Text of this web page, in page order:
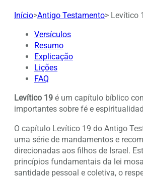
Início>Antigo Testamento> Levítico
Versículos
Resumo
Explicação
Lições
FAQ
Levítico 19 é um capítulo bíblico
importantes sobre fé e
O capítulo Levítico 19 do Antigo
uma série de mandamentos e
direcionadas aos filhos de Israel.
princípios fundamentais da lei
santidade pessoal e coletiva, o